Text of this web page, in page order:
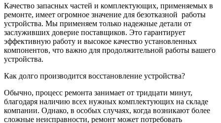
Качество запасных частей и комплектующих, применяемых в
ремонте, имеет огромное значение для безотказной работы
устройства. Мы применяем только надежные детали от
заслуживших доверие поставщиков. Это гарантирует
эффективную работу и высокое качество установленных
компонентов, что важно для продолжительной работы вашего
устройства.
Как долго производится восстановление устройства?
Обычно, процесс ремонта занимает от тридцати минут,
благодаря наличию всех нужных комплектующих на складе
компании. Однако, в особых случаях, когда возникают более
сложные неисправности, ремонт может потребовать